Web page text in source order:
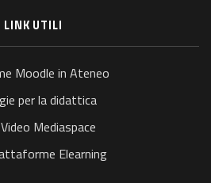
LINK UTILI
Moodle in Ateneo
per la didattica
Mediaspace
Elearning